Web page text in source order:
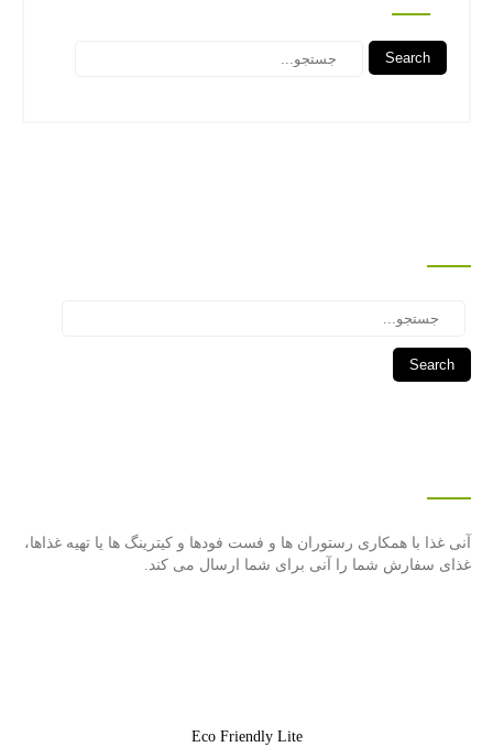
Search
آنی غذا با همكاری رستوران ها و فست فودها و كیترینگ ها یا تهیه غذاها،
غذای سفارش شما را آنی برای شما ارسال می كند.
Eco Friendly Lite